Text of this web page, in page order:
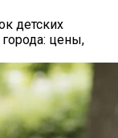
детских
цены,